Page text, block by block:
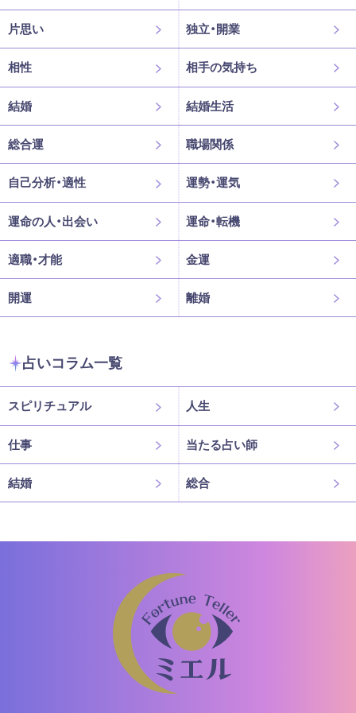
片思い 独立・開業
相性 相手の気持ち
結婚 結婚生活
総合運 職場関係
自己分析・適性 運勢・運気
運命の人・出会い 運命・転機
適職・才能 金運
開運 離婚
占いコラム一覧
スピリチュアル 人生
仕事 当たる占い師
結婚 総合